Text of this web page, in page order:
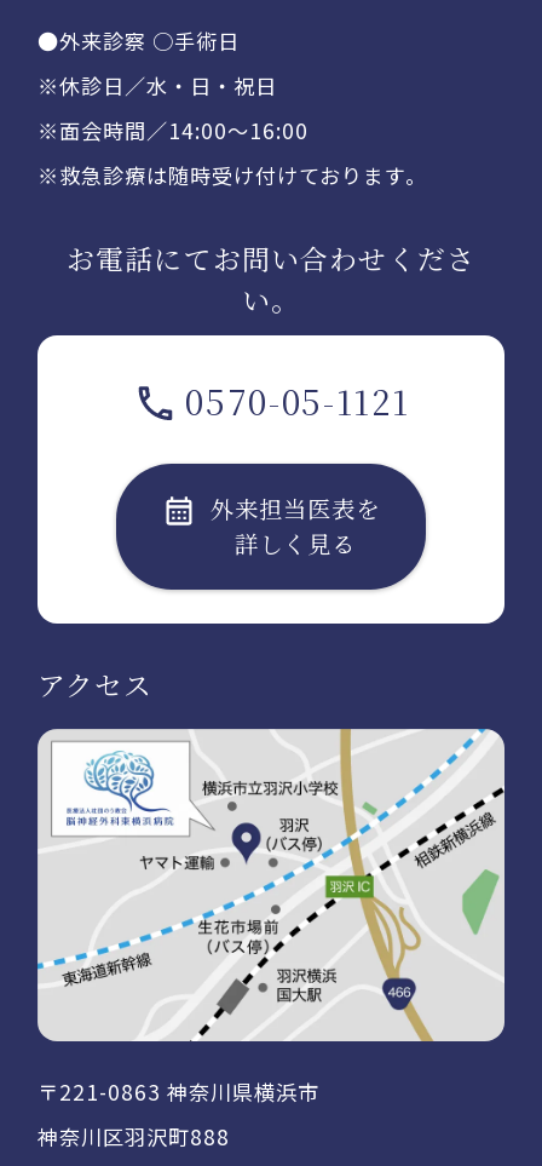
●外来診察 ○手術日
※休診日／水・日・祝日
※面会時間／14:00〜16:00
※救急診療は随時受け付けております。
お電話にてお問い合わせくださ
い。
0570-05-1121
外来担当医表を
詳しく見る
アクセス
〒221-0863 神奈川県横浜市
神奈川区羽沢町888